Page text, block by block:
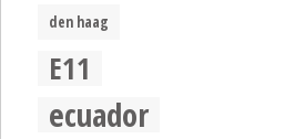
den haag
E11
ecuador